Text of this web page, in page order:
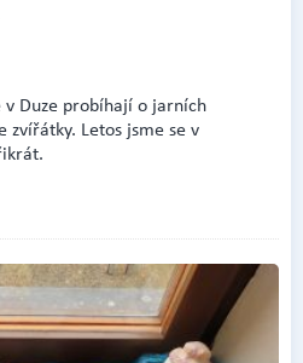
Duze probíhají o jarních
zvířátky. Letos jsme se v